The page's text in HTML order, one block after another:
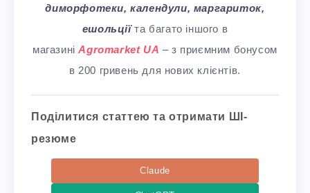
диморфотеки, календули, маргариток,
ешольціїта багато іншого в
магазиніAgromarket UA – з приємним бонусом
в 200 гривень для нових клієнтів.
Поділитися статтею та отримати ШІ-
резюме
Claude